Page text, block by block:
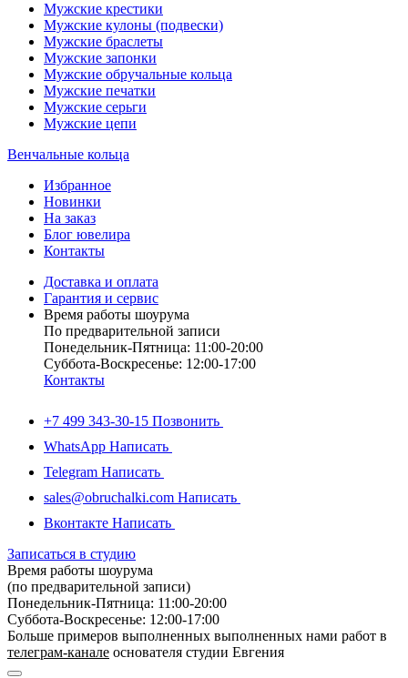
Мужские крестики
Мужские кулоны (подвески)
Мужские браслеты
Мужские запонки
Мужские обручальные кольца
Мужские печатки
Мужские серьги
Мужские цепи
Венчальные кольца
Избранное
Новинки
На заказ
Блог ювелира
Контакты
Доставка и оплата
Гарантия и сервис
Время работы шоурума
По предварительной записи
Понедельник-Пятница: 11:00-20:00
Суббота-Bоcкресенье: 12:00-17:00
Контакты
+7 499 343-30-15 Позвонить
WhatsApp Написать
Telegram Написать
sales@obruchalki.com Написать
Вконтакте Написать
Записаться в студию
Время работы шоурума
(по предварительной записи)
Понедельник-Пятница: 11:00-20:00
Суббота-Bоcкресенье: 12:00-17:00
Больше примеров выполненных выполненных нами работ в
телеграм-канале основателя студии Евгения